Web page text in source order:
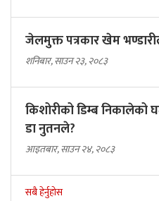
जेलमुक्त पत्रकार खेम
शनिबार, साउन २३, २०८३
किशोरीको डिम्ब निकालेको
डा नुतनले?
आइतबार, साउन २४, २०८३
सबै हेर्नुहोस